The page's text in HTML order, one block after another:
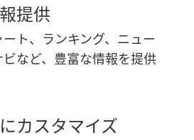
提供
ト、ランキング、ニュー
など、豊富な情報を提供
カスタマイズ